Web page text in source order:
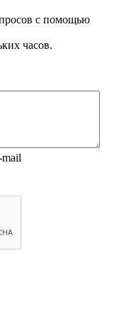
с помощью
часов.